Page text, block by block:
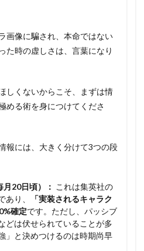
画像に騙され、本命ではない
た時の虚しさは、言葉になり
しくないからこそ、まずは情
める術を身につけてくださ
報には、大きく分けて3つの段
20日頃）： これは集英社の
あり、
「実装されるキャラク
確定です。ただし、パッシブ
どは伏せられていることが多
」と決めつけるのは時期尚早